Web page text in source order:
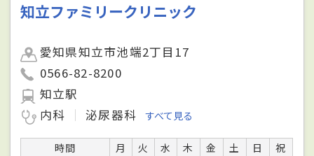
知立ファミリークリニック
愛知県知立市池端2丁目17
0566-82-8200
知立駅
内科
泌尿器科 すべて見る
時間 月 火 水 木 金 土 日
祝